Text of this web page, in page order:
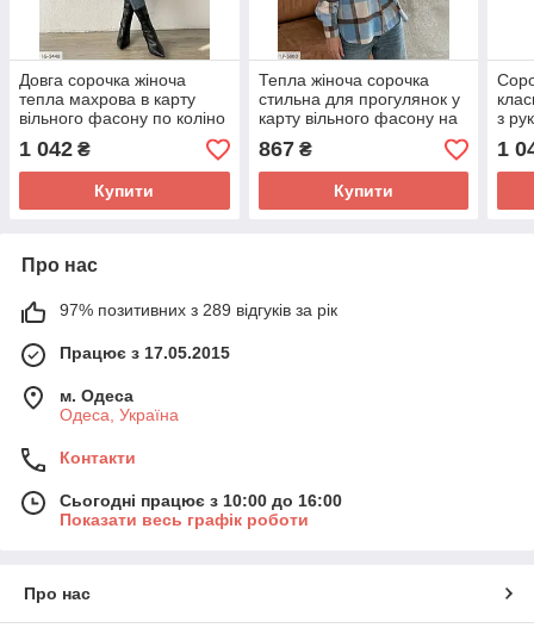
Довга сорочка жіноча
тепла махрова в карту
вільного фасону по коліно
великих розмірів 48-56 арт
1631
1 042 ₴
Купити
Тепла жіноча сорочка
стильна для прогулянок у
карту вільного фасону на
кожен день розмір 42-46
арт 715
867₴
Купити
з
1
Про нас
97% позитивних з 289 відгуків за рік
Працює з 17.05.2015
м. Одеса
Одеса, Україна
Контакти
Сьогодні працює з 10:00 до 16:00
Показати весь графік роботи
Про нас